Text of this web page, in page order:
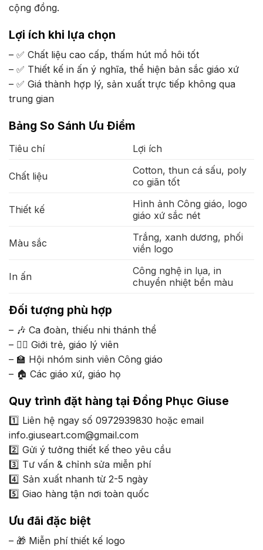
cộng đồng.
Lợi ích khi lựa chọn
– ✅ Chất liệu cao cấp, thấm hút mồ hôi tốt
– ✅ Thiết kế in ấn ý nghĩa, thể hiện bản sắc giáo xứ
– ✅ Giá thành hợp lý, sản xuất trực tiếp không qua
trung gian
Bảng So Sánh Ưu Điểm
Tiêu chí Lợi ích
Chất liệu
Cotton, thun cá sấu, poly
co giãn tốt
Thiết kế
Hình ảnh Công giáo, logo
giáo xứ sắc nét
Màu sắc
Trắng, xanh dương, phối
viền logo
In ấn
Công nghệ in lụa, in
chuyển nhiệt bền màu
Đối tượng phù hợp
– 🎶 Ca đoàn, thiếu nhi thánh thể
– 🏃‍♂️ Giới trẻ, giáo lý viên
– 🏫 Hội nhóm sinh viên Công giáo
– 🏠 Các giáo xứ, giáo họ
Quy trình đặt hàng tại Đồng Phục Giuse
1️⃣ Liên hệ ngay số 0972939830 hoặc email
info.giuseart.com@gmail.com
2️⃣ Gửi ý tưởng thiết kế theo yêu cầu
3️⃣ Tư vấn & chỉnh sửa miễn phí
4️⃣ Sản xuất nhanh từ 2-5 ngày
5️⃣ Giao hàng tận nơi toàn quốc
Ưu đãi đặc biệt
– 🎁 Miễn phí thiết kế logo